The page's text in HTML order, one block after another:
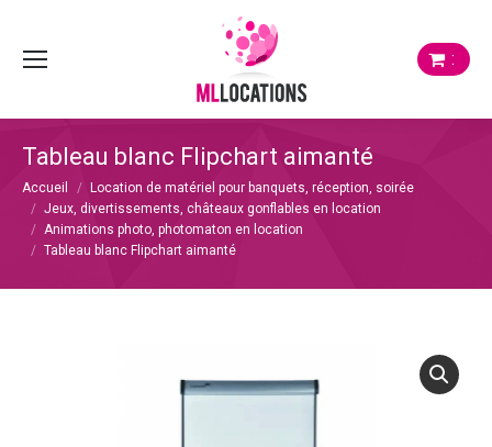
:
Tableau blanc Flipchart aimanté
Vous êtes ici :
Accueil
Location de matériel pour banquets, réception, soirée
Jeux, divertissements, châteaux gonflables en location
Animations photo, photomaton en location
Tableau blanc Flipchart aimanté